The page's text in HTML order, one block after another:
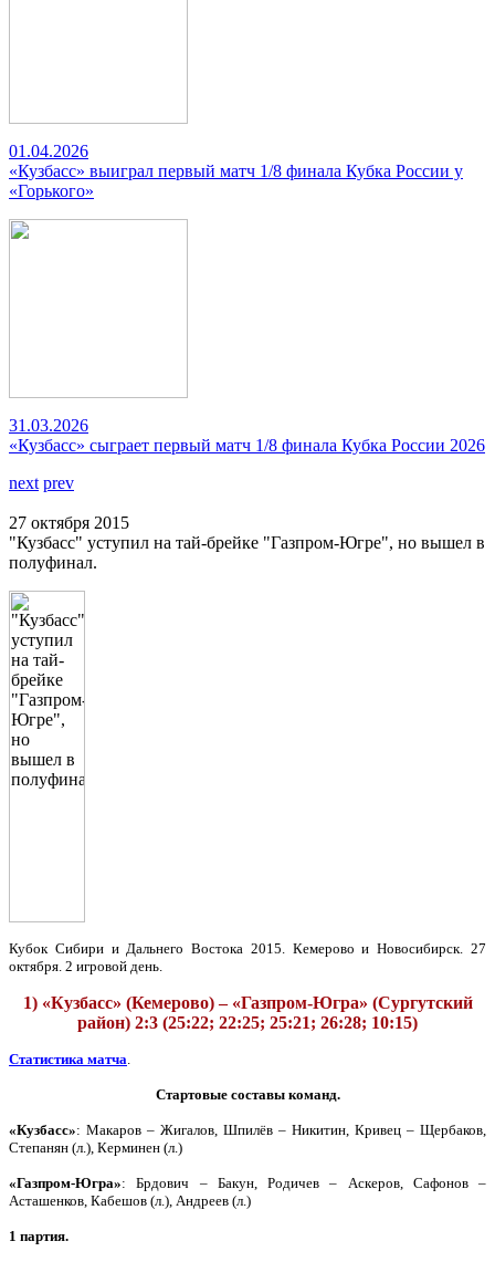
01.04.2026
«Кузбасс» выиграл первый матч 1/8 финала Кубка России у
«Горького»
31.03.2026
«Кузбасс» сыграет первый матч 1/8 финала Кубка России 2026
next prev
27 октября 2015
"Кузбасс" уступил на тай-брейке "Газпром-Югре", но вышел в
полуфинал.
Кубок Сибири и Дальнего Востока 2015. Кемерово и Новосибирск. 27
октября. 2 игровой день.
1) «Кузбасс» (Кемерово) – «Газпром-Югра» (Сургутский
район) 2:3 (25:22; 22:25; 25:21; 26:28; 10:15)
Статистика матча.
Стартовые составы команд.
«Кузбасс»: Макаров – Жигалов, Шпилёв – Никитин, Кривец – Щербаков,
Степанян (л.), Керминен (л.)
«Газпром-Югра»: Брдович – Бакун, Родичев – Аскеров, Сафонов –
Асташенков, Кабешов (л.), Андреев (л.)
1 партия.